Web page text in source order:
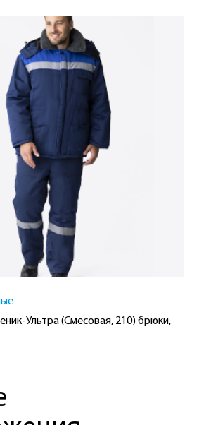
Ультра (Смесовая, 210) брюки,